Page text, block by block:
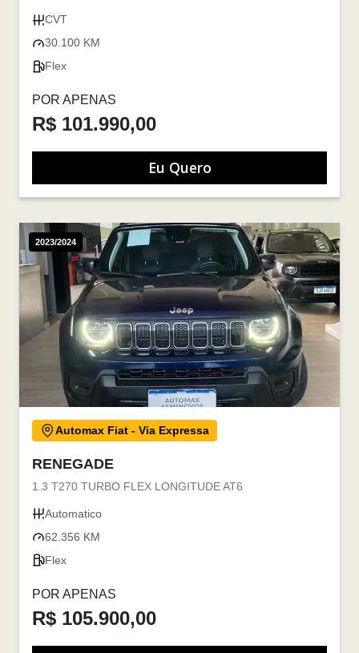
CVT
30.100 KM
Flex
POR APENAS
R$ 101.990,00
Eu Quero
2023/2024
Automax Fiat - Via Expressa
RENEGADE
1.3 T270 TURBO FLEX LONGITUDE AT6
Automatico
62.356 KM
Flex
POR APENAS
R$ 105.900,00